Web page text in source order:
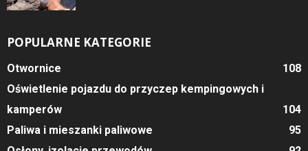
POPULARNE KATEGORIE
Otwornice
108
Oświetlenie pojazdu do przyczep kempingowych i
kamperów
104
Paliwa i mieszanki paliwowe
95